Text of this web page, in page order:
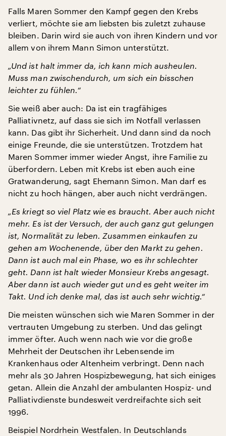
Falls Maren Sommer den Kampf gegen den Krebs
verliert, möchte sie am liebsten bis zuletzt zuhause
bleiben. Darin wird sie auch von ihren Kindern und vor
allem von ihrem Mann Simon unterstützt.
„Und ist halt immer da, ich kann mich ausheulen.
Muss man zwischendurch, um sich ein bisschen
leichter zu fühlen.“
Sie weiß aber auch: Da ist ein tragfähiges
Palliativnetz, auf dass sie sich im Notfall verlassen
kann. Das gibt ihr Sicherheit. Und dann sind da noch
einige Freunde, die sie unterstützen. Trotzdem hat
Maren Sommer immer wieder Angst, ihre Familie zu
überfordern. Leben mit Krebs ist eben auch eine
Gratwanderung, sagt Ehemann Simon. Man darf es
nicht zu hoch hängen, aber auch nicht verdrängen.
„Es kriegt so viel Platz wie es braucht. Aber auch nicht
mehr. Es ist der Versuch, der auch ganz gut gelungen
ist, Normalität zu leben. Zusammen einkaufen zu
gehen am Wochenende, über den Markt zu gehen.
Dann ist auch mal ein Phase, wo es ihr schlechter
geht. Dann ist halt wieder Monsieur Krebs angesagt.
Aber dann ist auch wieder gut und es geht weiter im
Takt. Und ich denke mal, das ist auch sehr wichtig.“
Die meisten wünschen sich wie Maren Sommer in der
vertrauten Umgebung zu sterben. Und das gelingt
immer öfter. Auch wenn nach wie vor die große
Mehrheit der Deutschen ihr Lebensende im
Krankenhaus oder Altenheim verbringt. Denn nach
mehr als 30 Jahren Hospizbewegung, hat sich einiges
getan. Allein die Anzahl der ambulanten Hospiz- und
Palliativdienste bundesweit verdreifachte sich seit
1996.
Beispiel Nordrhein Westfalen. In Deutschlands